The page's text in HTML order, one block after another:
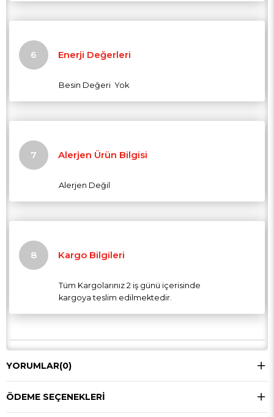
Enerji Değerleri
Besin Değeri Yok
Alerjen Ürün Bilgisi
Alerjen Değil
Kargo Bilgileri
Tüm Kargolarınız 2 iş günü içerisinde
kargoya teslim edilmektedir.
YORUMLAR(0)
ÖDEME SEÇENEKLERI